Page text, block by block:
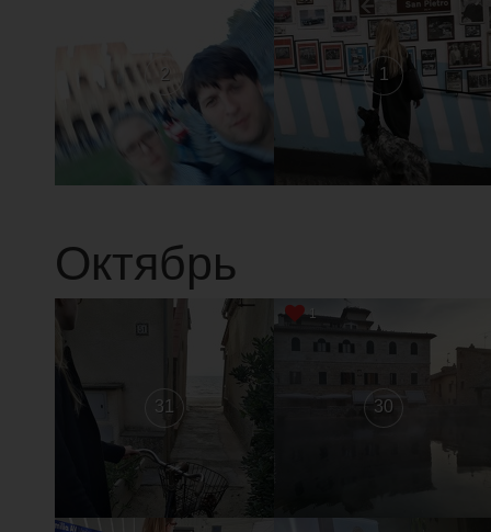
2 1
Октябрь
31 30
1